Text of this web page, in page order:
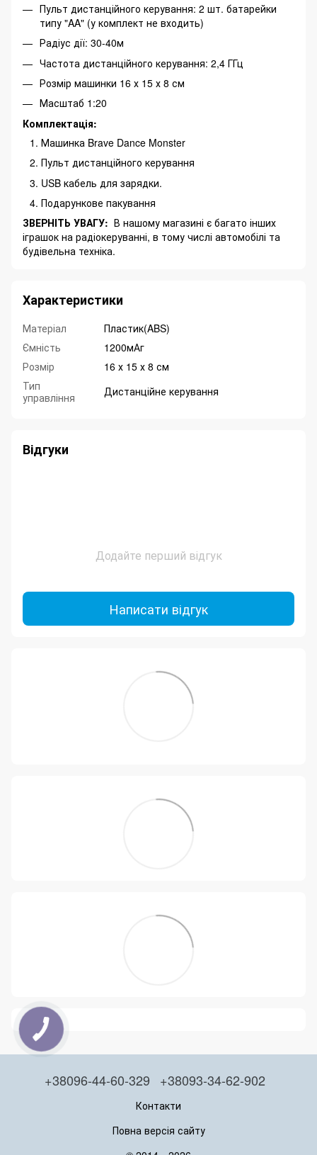
Пульт дистанційного керування: 2 шт. батарейки
типу "AA" (у комплект не входить)
Радіус дії: 30-40м
Частота дистанційного керування: 2,4 ГГц
Розмір машинки 16 х 15 х 8 см
Масштаб 1:20
Комплектація:
Машинка Brave Dance Monster
Пульт дистанційного керування
USB кабель для зарядки.
Подарункове пакування
ЗВЕРНІТЬ УВАГУ: В нашому магазині є багато інших
іграшок на радіокеруванні, в тому числі автомобілі та
будівельна техніка.
Характеристики
Матеріал
Пластик(ABS)
Ємність
1200мАг
Розмір
16 х 15 х 8 см
Тип
управління
Дистанційне керування
Відгуки
Додайте перший відгук
Написати відгук
+38096-44-60-329 +38093-34-62-902
Контакти
Повна версія сайту